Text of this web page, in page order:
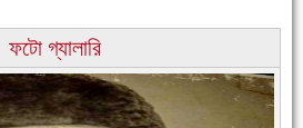
ফটো গ্যালারি
প্রশংসনীয় কাজ করছে